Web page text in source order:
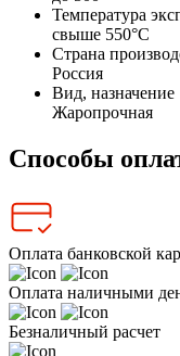
Температура
свыше 550°С
Страна
Россия
Вид, назначение
Жаропрочная
Способы
Оплата банковской
Оплата наличными
Безналичный расчет